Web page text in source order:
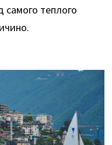
теплого